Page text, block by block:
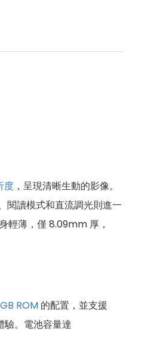
度 ，呈現清晰生動的影像。
閱讀模式和直流調光則進一
輕薄，僅 8.09mm 厚，
GB ROM 的配置，並支援
驗。電池容量達